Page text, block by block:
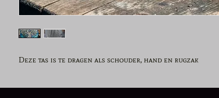
Deze tas is te dragen als schouder, hand en rugzak